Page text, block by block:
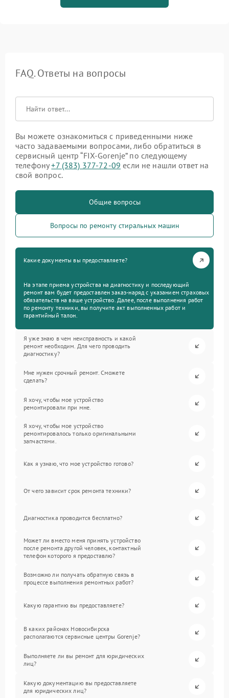
FAQ. Ответы на вопросы
Вы можете ознакомиться с приведенными ниже
часто задаваемыми вопросами, либо обратиться в
сервисный центр “FIX-Gorenje” по следующему
телефону+7 (383) 377-72-09 если не нашли ответ на
свой вопрос.
Общие вопросы
Вопросы по ремонту стиральных машин
Какие документы вы предоставляете?
На этапе приема устройства на диагностику и последующий
ремонт вам будет предоставлен заказ-наряд с указанием страховых
обязательств на ваше устройство. Далее, после выполнения работ
по ремонту техники, вы получите акт выполненных работ и
гарантийный талон.
Я уже знаю в чем неисправность и какой
ремонт необходим. Для чего проводить
диагностику?
Мне нужен срочный ремонт. Сможете
сделать?
Я хочу, чтобы мое устройство
ремонтировали при мне.
Я хочу, чтобы мое устройство
ремонтировалось только оригинальными
запчастями.
Как я узнаю, что мое устройство готово?
От чего зависит срок ремонта техники?
Диагностика проводится бесплатно?
Может ли вместо меня принять устройство
после ремонта другой человек, контактный
телефон которого я предоставлю?
Возможно ли получать обратную связь в
процессе выполнения ремонтных работ?
Какую гарантию вы предоставляете?
В каких районах Новосибирска
располагаются сервисные центры Gorenje?
Выполняете ли вы ремонт для юридических
лиц?
Какую документацию вы предоставляете
для юридических лиц?